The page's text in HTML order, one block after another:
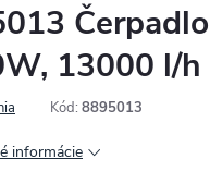
Čerpadlo
13000 l/h
Kód: 8895013
informácie